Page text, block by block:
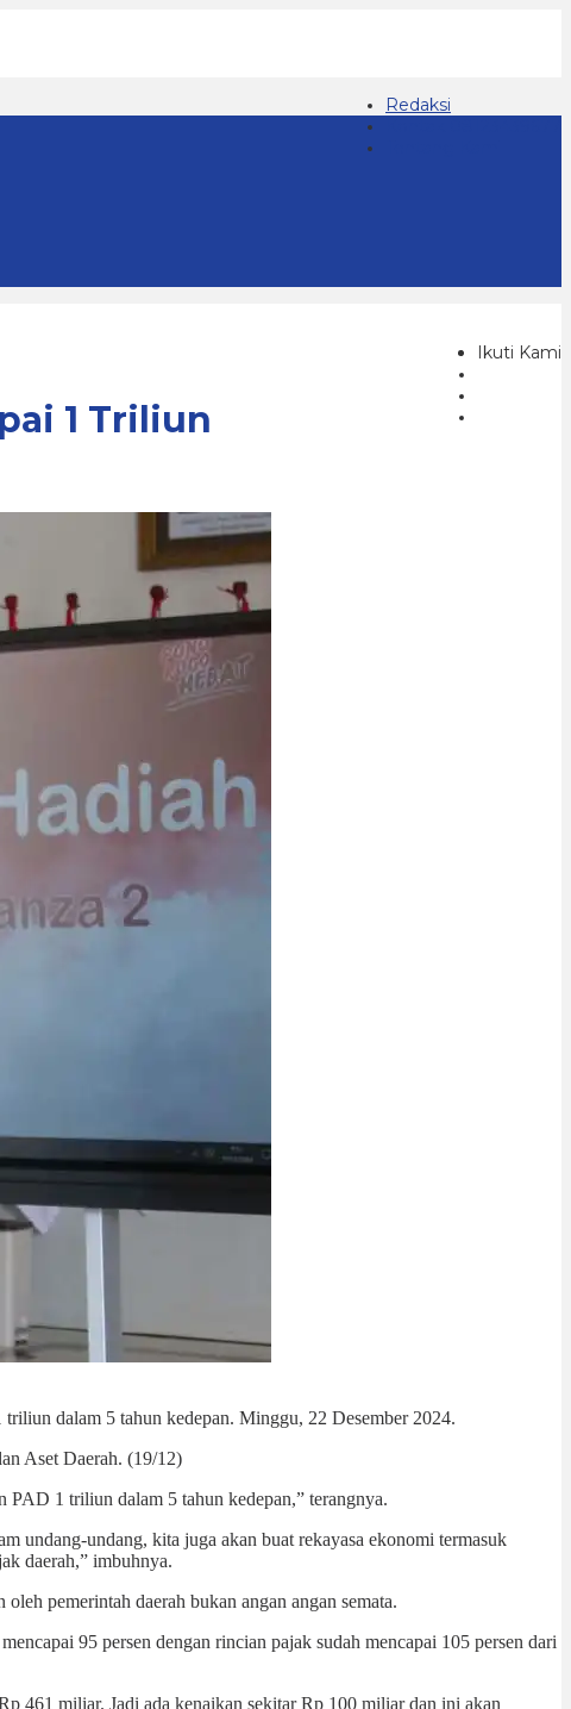
Redaksi
Ikuti Kami
1 Triliun
dalam 5 tahun kedepan. Minggu, 22 Desember 2024.
Aset Daerah. (19/12)
PAD 1 triliun dalam 5 tahun kedepan,” terangnya.
undang-undang, kita juga akan buat rekayasa ekonomi termasuk
daerah,” imbuhnya.
pemerintah daerah bukan angan angan semata.
95 persen dengan rincian pajak sudah mencapai 105 persen dari
461 miliar. Jadi ada kenaikan sekitar Rp 100 miliar dan ini akan